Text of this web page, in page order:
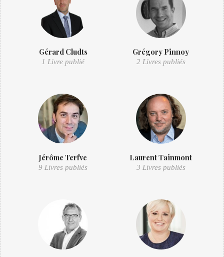
Gérard Cludts
1 Livre publié
Grégory Pinnoy
2 Livres publiés
Jérôme Terfve
9 Livres publiés
Laurent Tainmont
3 Livres publiés